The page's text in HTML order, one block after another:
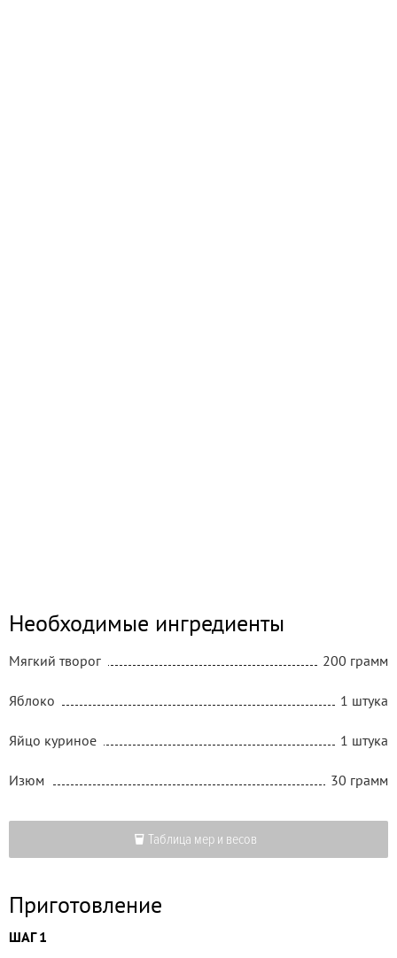
Необходимые ингредиенты
Мягкий творог 200 грамм
Яблоко 1 штука
Яйцо куриное 1 штука
Изюм 30 грамм
Таблица мер и весов
Приготовление
ШАГ 1